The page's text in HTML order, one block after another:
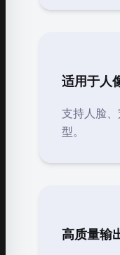
适用于人
支持人脸
型。
高质量输